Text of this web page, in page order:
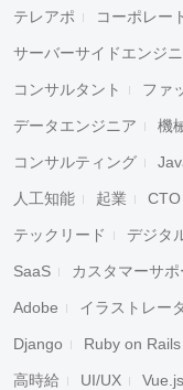
テレアポ コーポレー
サーバーサイドエンジ
コンサルタント ファ
データエンジニア 機
コンサルティング
人工知能 起業 CTO
テックリード デジタ
SaaS カスタマーサポ
Adobe イラストレー
Django Ruby on Rails
高時給 UI/UX Vue.js